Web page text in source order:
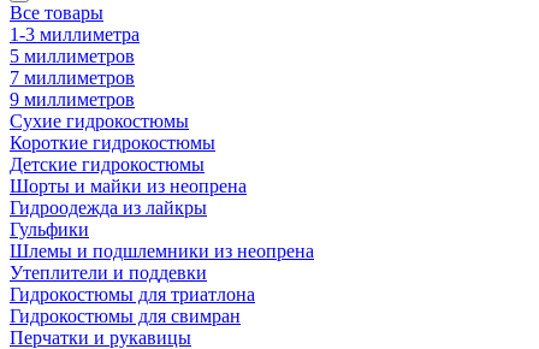
Все товары
1-3 миллиметра
5 миллиметров
7 миллиметров
9 миллиметров
Сухие гидрокостюмы
Короткие гидрокостюмы
Детские гидрокостюмы
Шорты и майки из неопрена
Гидроодежда из лайкры
Гульфики
Шлемы и подшлемники из неопрена
Утеплители и поддевки
Гидрокостюмы для триатлона
Гидрокостюмы для свимран
Перчатки и рукавицы